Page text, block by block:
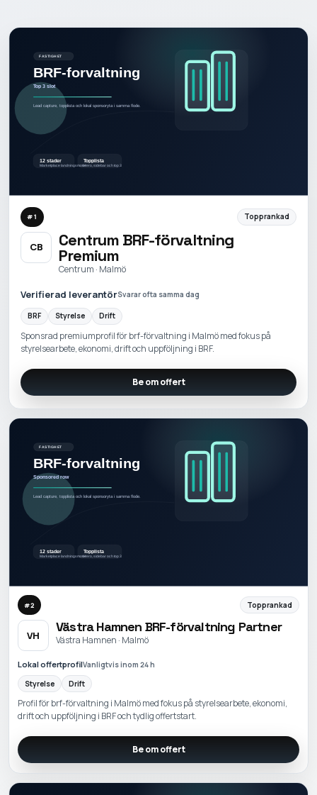
#1 Topprankad
CB Centrum BRF-förvaltning
Premium
Centrum · Malmö
Verifierad leverantörSvarar ofta samma dag
BRF Styrelse Drift
Sponsrad premiumprofil för brf-förvaltning i Malmö med fokus på
styrelsearbete, ekonomi, drift och uppföljning i BRF.
Be om offert
#2 Topprankad
VH
Västra Hamnen BRF-förvaltning Partner
Västra Hamnen · Malmö
Lokal offertprofilVanligtvis inom 24 h
Styrelse
Drift
Profil för brf-förvaltning i Malmö med fokus på styrelsearbete, ekonomi,
drift och uppföljning i BRF och tydlig offertstart.
Be om offert